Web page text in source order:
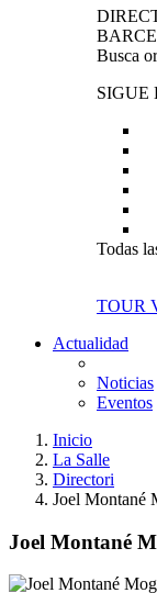
Busca
SIGUE
Todas
TOUR
Actualidad
Noticias
Eventos
Inicio
La Salle
Directori
Joel Montané
Joel Montané